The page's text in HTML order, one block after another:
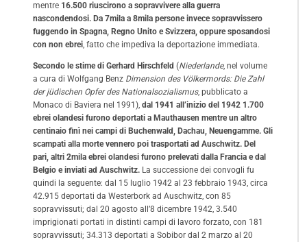
mentre 16.500 riuscirono a sopravvivere alla guerra
nascondendosi. Da 7mila a 8mila persone invece sopravvissero
fuggendo in Spagna, Regno Unito e Svizzera, oppure sposandosi
con non ebrei, fatto che impediva la deportazione immediata.
Secondo le stime di Gerhard Hirschfeld (Niederlande, nel volume
a cura di Wolfgang Benz Dimension des Völkermords: Die Zahl
der jüdischen Opfer des Nationalsozialismus, pubblicato a
Monaco di Baviera nel 1991), dal 1941 all’inizio del 1942 1.700
ebrei olandesi furono deportati a Mauthausen mentre un altro
centinaio finì nei campi di Buchenwald, Dachau, Neuengamme. Gli
scampati alla morte vennero poi trasportati ad Auschwitz. Del
pari, altri 2mila ebrei olandesi furono prelevati dalla Francia e dal
Belgio e inviati ad Auschwitz. La successione dei convogli fu
quindi la seguente: dal 15 luglio 1942 al 23 febbraio 1943, circa
42.915 deportati da Westerbork ad Auschwitz, con 85
sopravvissuti; dal 20 agosto all’8 dicembre 1942, 3.540
imprigionati portati in distinti campi di lavoro forzato, con 181
sopravvissuti; 34.313 deportati a Sobibor dal 2 marzo al 20